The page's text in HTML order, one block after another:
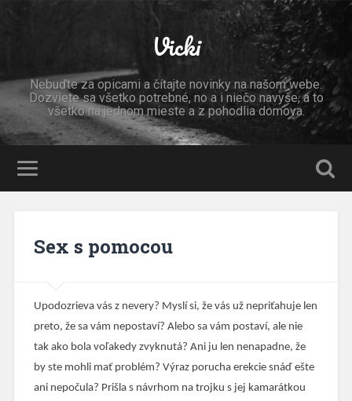
Vicki
Nebuďte za opicami a čítajte novinky na našom webe.
Dozviete sa všetko potrebné, no a i niečo navyše, a to
všetko na jednom mieste a z pohodlia domova.
Sex s pomocou
Upodozrieva vás z nevery? Myslí si, že vás už nepriťahuje len
preto, že sa vám nepostaví? Alebo sa vám postaví, ale nie
tak ako bola voľakedy zvyknutá? Ani ju len nenapadne, že
by ste mohli mať problém? Výraz porucha erekcie snáď ešte
ani nepočula? Prišla s návrhom na trojku s jej kamarátkou